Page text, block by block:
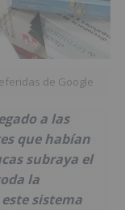
de Google
a las
que habían
subraya el
la
sistema